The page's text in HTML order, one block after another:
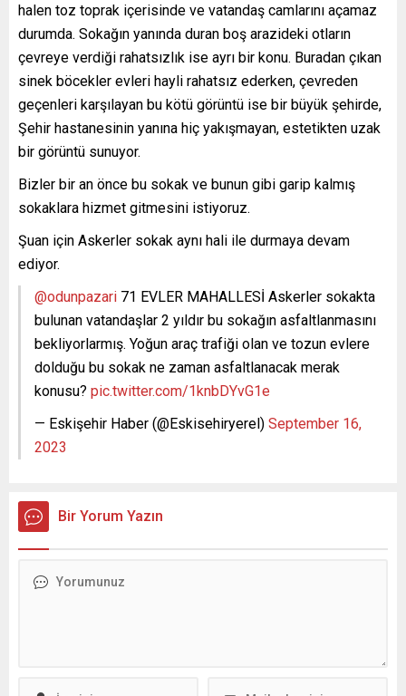
halen toz toprak içerisinde ve vatandaş camlarını açamaz
durumda. Sokağın yanında duran boş arazideki otların
çevreye verdiği rahatsızlık ise ayrı bir konu. Buradan çıkan
sinek böcekler evleri hayli rahatsız ederken, çevreden
geçenleri karşılayan bu kötü görüntü ise bir büyük şehirde,
Şehir hastanesinin yanına hiç yakışmayan, estetikten uzak
bir görüntü sunuyor.
Bizler bir an önce bu sokak ve bunun gibi garip kalmış
sokaklara hizmet gitmesini istiyoruz.
Şuan için Askerler sokak aynı hali ile durmaya devam
ediyor.
@odunpazari 71 EVLER MAHALLESİ Askerler sokakta
bulunan vatandaşlar 2 yıldır bu sokağın asfaltlanmasını
bekliyorlarmış. Yoğun araç trafiği olan ve tozun evlere
dolduğu bu sokak ne zaman asfaltlanacak merak
konusu? pic.twitter.com/1knbDYvG1e
— Eskişehir Haber (@Eskisehiryerel) September 16,
2023
Bir Yorum Yazın